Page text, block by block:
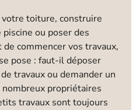
votre toiture, construire
ou poser des
commencer vos travaux,
pose : faut-il déposer
travaux ou demander un
propriétaires
travaux sont toujours